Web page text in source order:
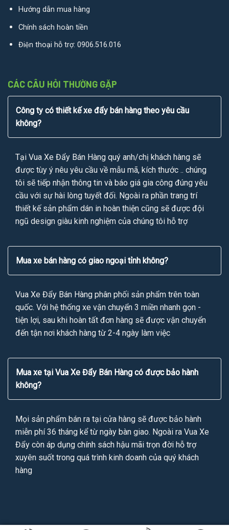
Hướng dẫn mua hàng
Chính sách hoàn tiền
Điện thoại hỗ trợ: 0906.516.016
CÁC CÂU HỎI THƯỜNG GẶP
Công ty có thiết kế xe đẩy bán hàng theo yêu cầu
không?
Tại Vua Xe Đẩy Bán Hàng quý anh/chị khách hàng sẽ
được tùy ý nêu yêu cầu về mẫu mã, kích thước .. chúng
tôi sẽ tiếp nhận thông tin và báo giá gia công đúng yêu
cầu với sự hài lòng tuyết đối. Ngoài ra phần trang trí
thiết kế sản phẩm dán in hoàn thiện cũng sẽ được đội
ngũ design giàu kinh nghiệm của chúng tôi hỗ trợ
Mua xe bán hàng có giao ngoại tỉnh không?
Vua Xe Đẩy Bán Hàng phân phối sản phẩm trên toàn
quốc. Với hệ thống xe vận chuyển 3 miền nhanh gọn -
tiện lợi, sau khi hoàn tất đơn hàng sẽ được vận chuyển
đến tận nơi khách hàng từ 2-4 ngày làm việc
Mua xe tại Vua Xe Đẩy Bán Hàng có được bảo hành
không?
Mọi sản phẩm bán ra tại cửa hàng sẽ được bảo hành
miễn phí 36 tháng kể từ ngày bàn giao. Ngoài ra Vua Xe
Đẩy còn áp dụng chính sách hậu mãi trọn đời hỗ trợ
xuyên suốt trong quá trình kinh doanh của quý khách
hàng